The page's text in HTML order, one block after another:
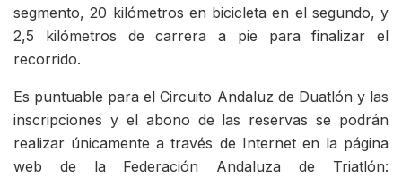
segmento, 20 kilómetros en bicicleta en el segundo, y
2,5 kilómetros de carrera a pie para finalizar el
recorrido.
Es puntuable para el Circuito Andaluz de Duatlón y las
inscripciones y el abono de las reservas se podrán
realizar únicamente a través de Internet en la página
web de la Federación Andaluza de Triatlón: